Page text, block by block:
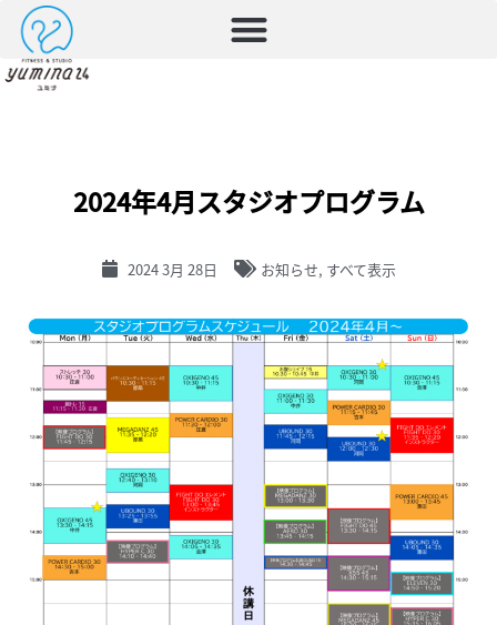
2024年4月スタジオプログラム
2024 3月 28日 お知らせ, すべて表示